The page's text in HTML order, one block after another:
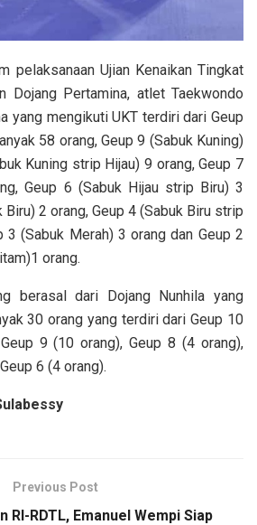
pelaksanaan Ujian Kenaikan Tingkat
Dojang Pertamina, atlet Taekwondo
yang mengikuti UKT terdiri dari Geup
58 orang, Geup 9 (Sabuk Kuning)
Kuning strip Hijau) 9 orang, Geup 7
Geup 6 (Sabuk Hijau strip Biru) 3
Biru) 2 orang, Geup 4 (Sabuk Biru strip
3 (Sabuk Merah) 3 orang dan Geup 2
orang.
berasal dari Dojang Nunhila yang
30 orang yang terdiri dari Geup 10
9 (10 orang), Geup 8 (4 orang),
6 (4 orang).
Previous Post
RI-RDTL, Emanuel Wempi Siap